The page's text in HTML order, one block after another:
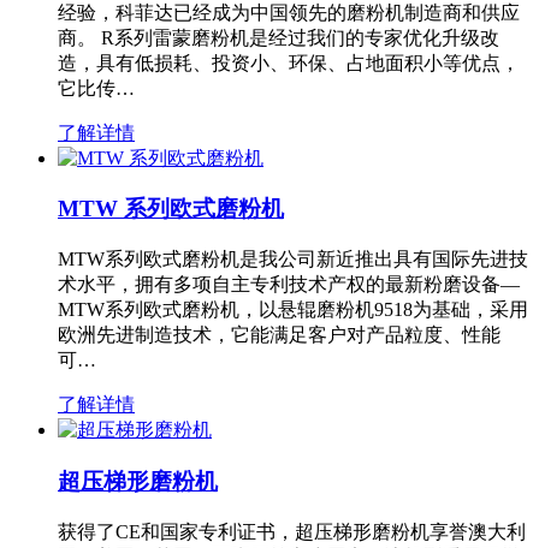
经验，科菲达已经成为中国领先的磨粉机制造商和供应
商。 R系列雷蒙磨粉机是经过我们的专家优化升级改
造，具有低损耗、投资小、环保、占地面积小等优点，
它比传…
了解详情
MTW 系列欧式磨粉机
MTW系列欧式磨粉机是我公司新近推出具有国际先进技
术水平，拥有多项自主专利技术产权的最新粉磨设备—
MTW系列欧式磨粉机，以悬辊磨粉机9518为基础，采用
欧洲先进制造技术，它能满足客户对产品粒度、性能
可…
了解详情
超压梯形磨粉机
获得了CE和国家专利证书，超压梯形磨粉机享誉澳大利